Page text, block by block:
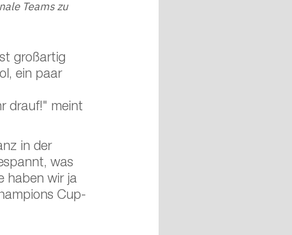
Teams zu
großartig
ein paar
drauf!" meint
in der
was
haben wir ja
Cup-